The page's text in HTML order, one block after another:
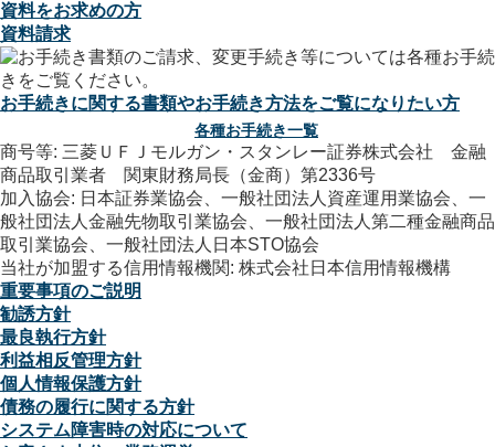
資料をお求めの方
資料請求
お手続きに関する書類やお手続き方法をご覧になりたい方
各種お手続き一覧
商号等: 三菱ＵＦＪモルガン・スタンレー証券株式会社 金融
商品取引業者 関東財務局長（金商）第2336号
加入協会: 日本証券業協会、一般社団法人資産運用業協会、一
般社団法人金融先物取引業協会、一般社団法人第二種金融商品
取引業協会、一般社団法人日本STO協会
当社が加盟する信用情報機関: 株式会社日本信用情報機構
重要事項のご説明
勧誘方針
最良執行方針
利益相反管理方針
個人情報保護方針
債務の履行に関する方針
システム障害時の対応について